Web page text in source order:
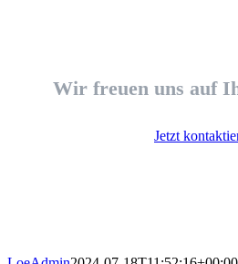
Wir freuen uns auf
Jetzt